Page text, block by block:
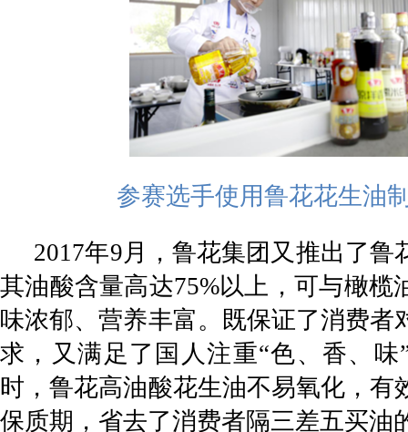
参赛选手使用鲁花花生油
2017年9月，鲁花集团又推出了鲁
其油酸含量高达75%以上，可与橄榄
味浓郁、营养丰富。既保证了消费者
求，又满足了国人注重“色、香、味
时，鲁花高油酸花生油不易氧化，有
保质期，省去了消费者隔三差五买油